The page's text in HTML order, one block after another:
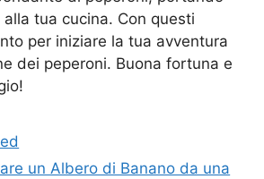
tua cucina. Con questi
per iniziare la tua avventura
dei peperoni. Buona fortuna e
un Albero di Banano da una